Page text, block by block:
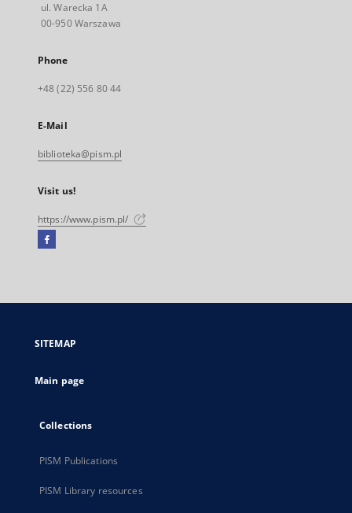
ul. Warecka 1A
00-950 Warszawa
Phone
+48 (22) 556 80 44
E-Mail
biblioteka@pism.pl
Visit us!
https://www.pism.pl/
Facebook
open
new
SITEMAP
Main page
Collections
PISM Publications
PISM Library resources